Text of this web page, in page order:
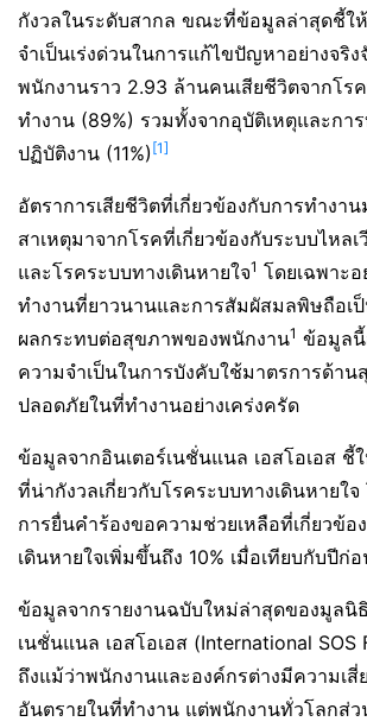
กังวลในระดับสากล ขณะที่ข้อมูลล่าสุดชี้ใ
จำเป็นเร่งด่วนในการแก้ไขปัญหาอย่างจริ
พนักงานราว 2.93 ล้านคนเสียชีวิตจากโร
ทำงาน (89%) รวมทั้งจากอุบัติเหตุและการ
ปฏิบัติงาน (11%) [1]
อัตราการเสียชีวิตที่เกี่ยวข้องกับการทำงา
สาเหตุมาจากโรคที่เกี่ยวข้องกับระบบไหล
และโรคระบบทางเดินหายใจ1 โดยเฉพาะ
ทำงานที่ยาวนานและการสัมผัสมลพิษถือเ
ผลกระทบต่อสุขภาพของพนักงาน1 ข้อมูลนี้
ความจำเป็นในการบังคับใช้มาตรการด้า
ปลอดภัยในที่ทำงานอย่างเคร่งครัด
ข้อมูลจากอินเตอร์เนชั่นแนล เอสโอเอส ชี้
ที่น่ากังวลเกี่ยวกับโรคระบบทางเดินหายใ
การยื่นคำร้องขอความช่วยเหลือที่เกี่ยวข้อ
เดินหายใจเพิ่มขึ้นถึง 10% เมื่อเทียบกับปีก่
ข้อมูลจากรายงานฉบับใหม่ล่าสุดของมูลนิ
เนชั่นแนล เอสโอเอส (International SOS
ถึงแม้ว่าพนักงานและองค์กรต่างมีความเสี่
อันตรายในที่ทำงาน แต่พนักงานทั่วโลกส่